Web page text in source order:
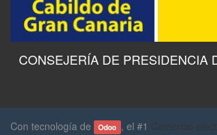
CONSEJERÍA DE PRESIDENCIA
Con tecnología de Odoo , el #1 Comercio